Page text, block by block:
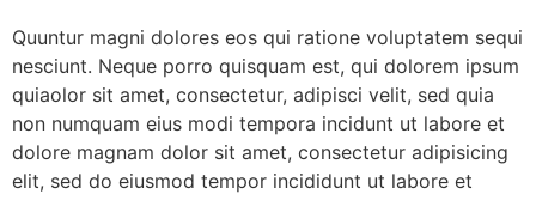
Quuntur magni dolores eos qui ratione voluptatem sequi
nesciunt. Neque porro quisquam est, qui dolorem ipsum
quiaolor sit amet, consectetur, adipisci velit, sed quia
non numquam eius modi tempora incidunt ut labore et
dolore magnam dolor sit amet, consectetur adipisicing
elit, sed do eiusmod tempor incididunt ut labore et